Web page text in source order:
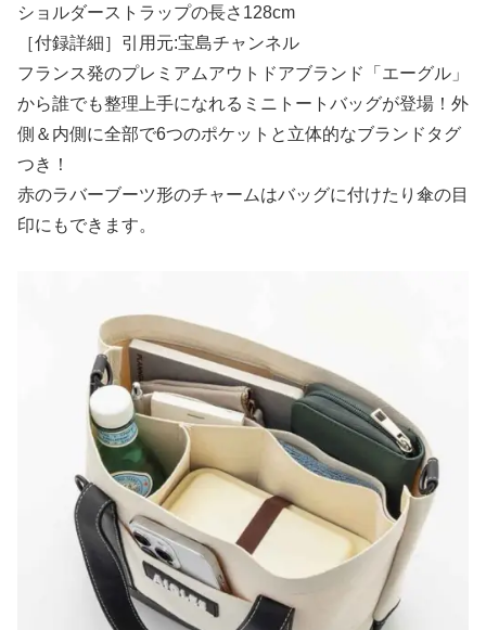
ショルダーストラップの長さ128cm
［付録詳細］引用元:宝島チャンネル
フランス発のプレミアムアウトドアブランド「エーグル」
から誰でも整理上手になれるミニトートバッグが登場！外
側＆内側に全部で6つのポケットと立体的なブランドタグ
つき！
赤のラバーブーツ形のチャームはバッグに付けたり傘の目
印にもできます。